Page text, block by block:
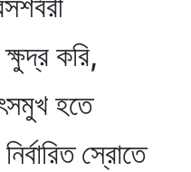
ক্ষুদ্র করি,
হতে
স্রোতে